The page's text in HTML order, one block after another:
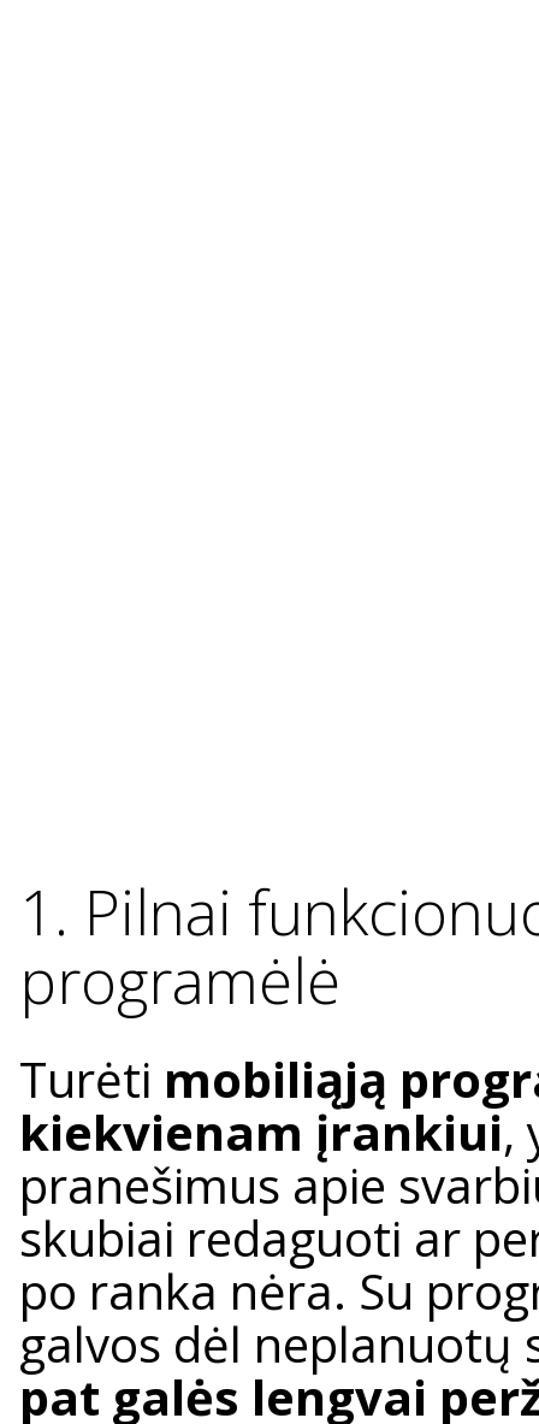
1. Pilnai
programėlė
Turėti mobiliąją
kiekvienam įrankiui,
pranešimus apie
skubiai redaguoti ar
po ranka nėra. Su
galvos dėl neplanuotų
pat galės lengvai